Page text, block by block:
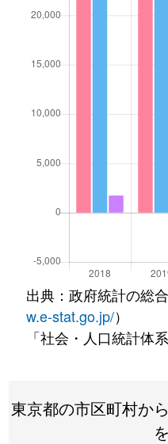
出典：政府統計の総
w.e-stat.go.jp/）
「社会・人口統計体
東京都の市区町村か